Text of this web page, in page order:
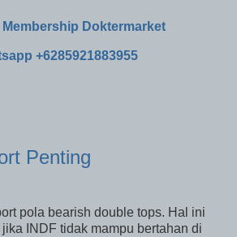
Membership Doktermarket
+6285921883955
Penting
pola bearish double tops. Hal ini
INDF tidak mampu bertahan di